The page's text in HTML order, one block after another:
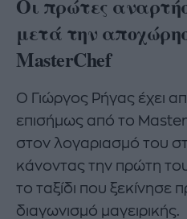
Οι πρώτες
μετά την
MasterChef
Ο Γιώργος Ρήγας έχει
επισήμως από το
στον λογαριασμό του
κάνοντας την πρώτη
το ταξίδι που ξεκίνησε
διαγωνισμό μαγειρικής.